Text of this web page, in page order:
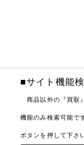
■サイト機能
商品以外の『買取
機能のみ検索可能で
ボタンを押して下さ